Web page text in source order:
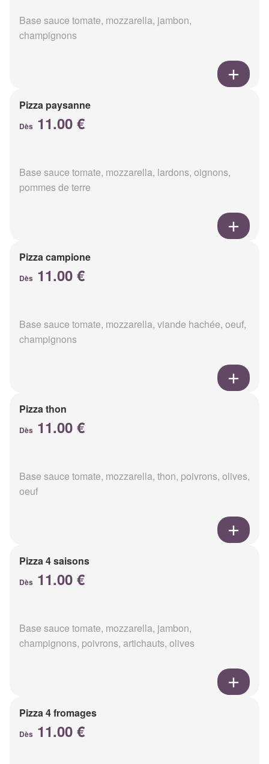
Base sauce tomate, mozzarella, jambon,
champignons
Pizza paysanne
Dès 11.00 €
Base sauce tomate, mozzarella, lardons, oignons,
pommes de terre
Pizza campione
Dès 11.00 €
Base sauce tomate, mozzarella, viande hachée, oeuf,
champignons
Pizza thon
Dès 11.00 €
Base sauce tomate, mozzarella, thon, poivrons, olives,
oeuf
Pizza 4 saisons
Dès 11.00 €
Base sauce tomate, mozzarella, jambon,
champignons, poivrons, artichauts, olives
Pizza 4 fromages
Dès 11.00 €